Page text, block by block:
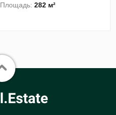
Площадь:282 м²